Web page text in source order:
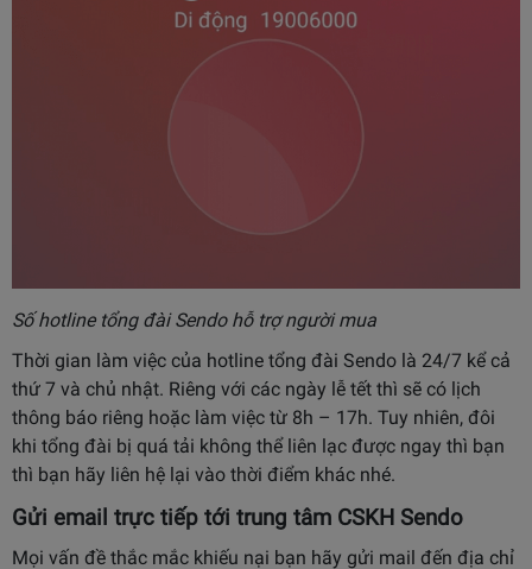
Số hotline tổng đài Sendo hỗ trợ người mua
Thời gian làm việc của hotline tổng đài Sendo là 24/7 kể cả
thứ 7 và chủ nhật. Riêng với các ngày lễ tết thì sẽ có lịch
thông báo riêng hoặc làm việc từ 8h – 17h. Tuy nhiên, đôi
khi tổng đài bị quá tải không thể liên lạc được ngay thì bạn
thì bạn hãy liên hệ lại vào thời điểm khác nhé.
Gửi email trực tiếp tới trung tâm CSKH Sendo
Mọi vấn đề thắc mắc khiếu nại bạn hãy gửi mail đến địa chỉ